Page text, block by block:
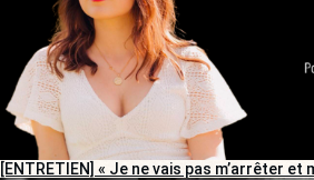
[ENTRETIEN] « Je ne vais pas m’arrêter et